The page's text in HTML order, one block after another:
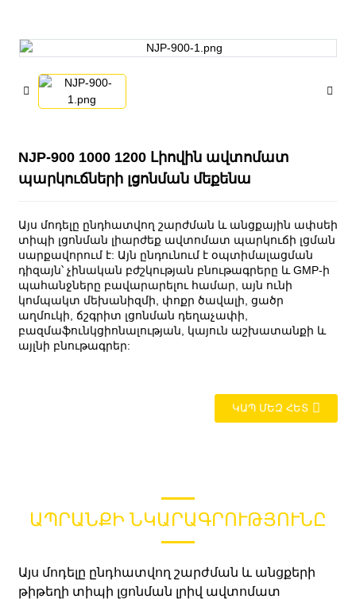
NJP-900 1000 1200 Լիովին ավտոմատ
պարկուճների լցոնման մեքենա
Այս մոդելը ընդհատվող շարժման և անցքային ափսեի
տիպի լցոնման լիարժեք ավտոմատ պարկուճի լցման
սարքավորում է: Այն ընդունում է օպտիմալացման
դիզայն՝ չինական բժշկության բնութագրերը և GMP-ի
պահանջները բավարարելու համար, այն ունի
կոմպակտ մեխանիզմի, փոքր ծավալի, ցածր
աղմուկի, ճշգրիտ լցոնման դեղաչափի,
բազմաֆունկցիոնալության, կայուն աշխատանքի և
այլնի բնութագրեր:
ԿԱՊ ՄԵԶ ՀԵՏ
ԱՊՐԱՆՔԻ ՆԿԱՐԱԳՐՈՒԹՅՈՒՆԸ
Այս մոդելը ընդհատվող շարժման և անցքերի
թիթեղի տիպի լցոնման լրիվ ավտոմատ